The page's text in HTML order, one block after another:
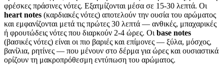
φρέσκες πράσινες νότες. Εξατμίζονται μέσα σε 15-30 λεπτά. Οι
heart notes (καρδιακές νότες) αποτελούν την ουσία του αρώματος
και εμφανίζονται μετά τις πρώτες 30 λεπτά — ανθικές, μπαχαρικές
ή φρουτώδεις νότες που διαρκούν 2-4 ώρες. Οι base notes
(βασικές νότες) είναι οι πιο βαριές και επίμονες — ξύλα, μόσχος,
βανίλια, ρητίνες — που μένουν στο δέρμα για ώρες και ουσιαστικά
ορίζουν τη μακροπρόθεσμη εντύπωση του αρώματος.